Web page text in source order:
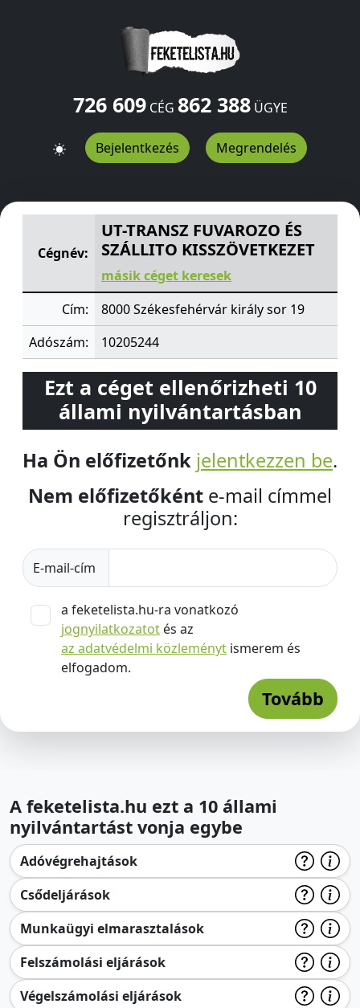
726 609CÉG 862 388ÜGYE
Bejelentkezés Megrendelés
UT-TRANSZ FUVAROZO ÉS SZÁLLITO KISSZÖVETKEZET
Cégnév:
UT-TRANSZ FUVAROZO ÉS
SZÁLLITO KISSZÖVETKEZET
másik céget keresek
Cím:
8000 Székesfehérvár király sor 19
Adószám:
10205244
Ezt a céget ellenőrizheti 10
állami nyilvántartásban
Ha Ön előfizetőnk jelentkezzen be.
Nem előfizetőként e-mail címmel
regisztráljon:
E-mail-cím
a feketelista.hu-ra vonatkozó
jognyilatkozatot és az
az adatvédelmi közleményt ismerem és
elfogadom.
Tovább
A feketelista.hu ezt a 10 állami
nyilvántartást vonja egybe
Adóvégrehajtások
Csődeljárások
Munkaügyi elmarasztalások
Felszámolási eljárások
Végelszámolási eljárások